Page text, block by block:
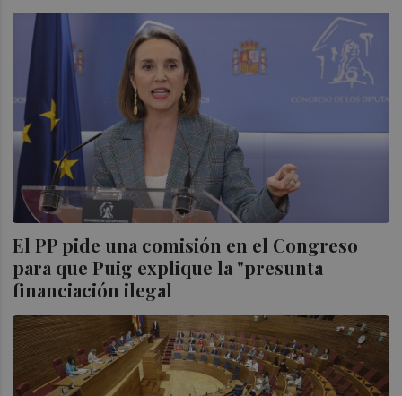
El PP pide una comisión en el Congreso
para que Puig explique la "presunta
financiación ilegal